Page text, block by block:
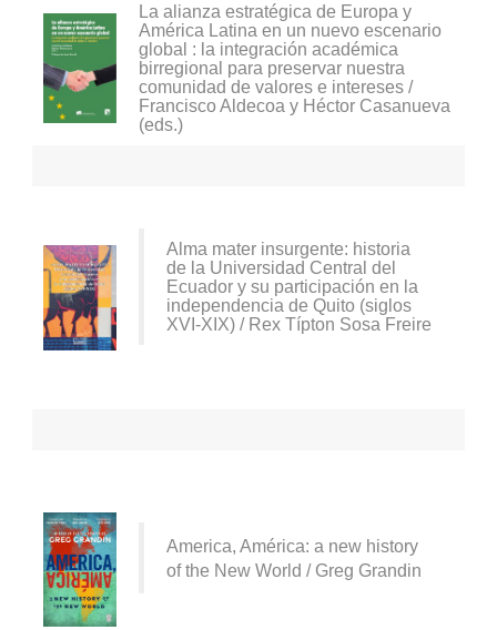
La alianza estratégica de Europa y
América Latina en un nuevo escenario
global : la integración académica
birregional para preservar nuestra
comunidad de valores e intereses /
Francisco Aldecoa y Héctor Casanueva
(eds.)
Alma mater insurgente: historia
de la Universidad Central del
Ecuador y su participación en la
independencia de Quito (siglos
XVI-XIX) / Rex Típton Sosa Freire
America, América: a new history
of the New World / Greg Grandin